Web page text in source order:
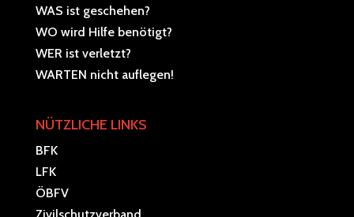
WAS ist geschehen?
WO wird Hilfe benötigt?
WER ist verletzt?
WARTEN nicht auflegen!
NÜTZLICHE LINKS
BFK
LFK
ÖBFV